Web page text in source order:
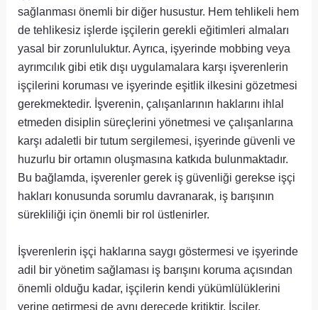
sağlanması önemli bir diğer husustur. Hem tehlikeli hem
de tehlikesiz işlerde işçilerin gerekli eğitimleri almaları
yasal bir zorunluluktur. Ayrıca, işyerinde mobbing veya
ayrımcılık gibi etik dışı uygulamalara karşı işverenlerin
işçilerini koruması ve işyerinde eşitlik ilkesini gözetmesi
gerekmektedir. İşverenin, çalışanlarının haklarını ihlal
etmeden disiplin süreçlerini yönetmesi ve çalışanlarına
karşı adaletli bir tutum sergilemesi, işyerinde güvenli ve
huzurlu bir ortamın oluşmasına katkıda bulunmaktadır.
Bu bağlamda, işverenler gerek iş güvenliği gerekse işçi
hakları konusunda sorumlu davranarak, iş barışının
sürekliliği için önemli bir rol üstlenirler.
İşverenlerin işçi haklarına saygı göstermesi ve işyerinde
adil bir yönetim sağlaması iş barışını koruma açısından
önemli olduğu kadar, işçilerin kendi yükümlülüklerini
yerine getirmesi de aynı derecede kritiktir. İşçiler,